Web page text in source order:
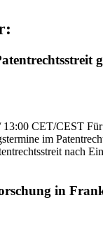
CET/CEST
im
nach
in